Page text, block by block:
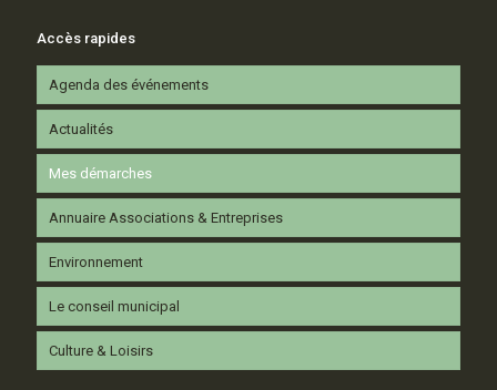
Accès rapides
Agenda des événements
Actualités
Mes démarches
Annuaire Associations & Entreprises
Environnement
Le conseil municipal
Culture & Loisirs